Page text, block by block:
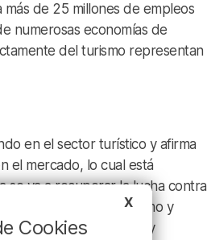
de 25 millones de empleos
numerosas economías de
del turismo representan
en el sector turístico y afirma
el mercado, lo cual está
se va a recuperar la lucha contra
piedra angular del turismo y
cuota de mercado y
X
Cookies